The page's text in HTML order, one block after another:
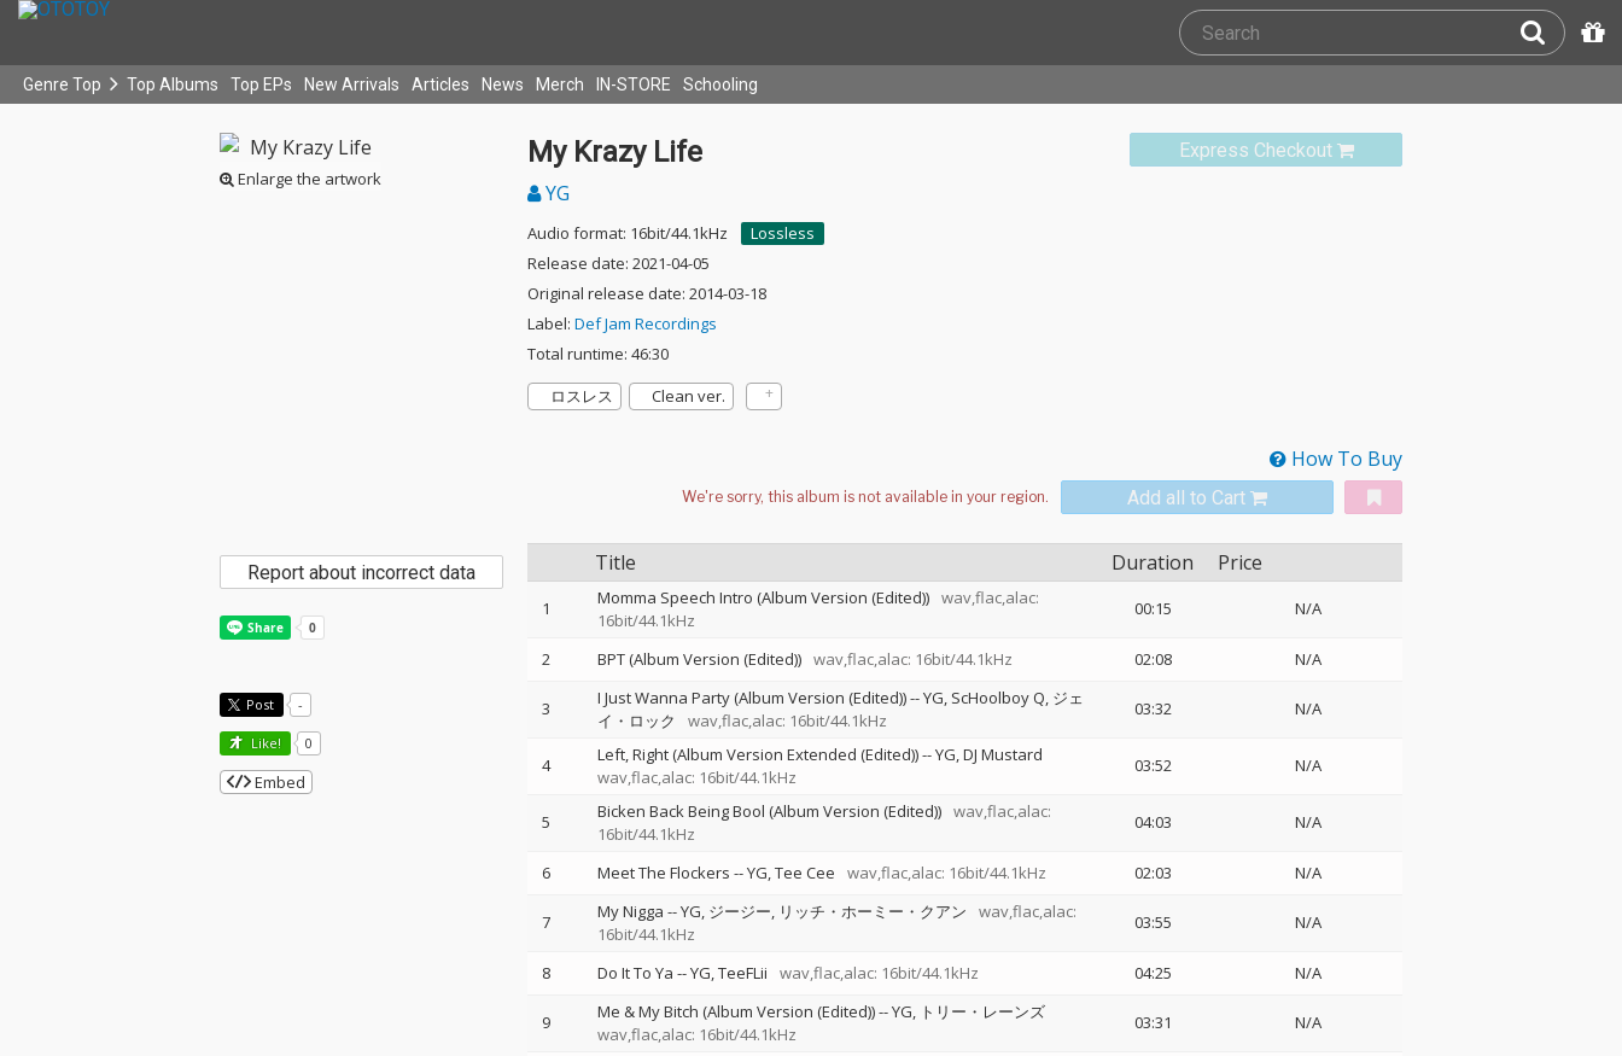
Genre Top Top Albums Top EPs New Arrivals Articles News Merch IN-STORE Schooling
Enlarge the artwork
Express Checkout
My Krazy Life
YG
Audio format: 16bit/44.1kHz
Lossless
Release date: 2021-04-05
Original release date: 2014-03-18
Label: Def Jam Recordings
Total runtime: 46:30
ロスレス
Clean ver.
How To Buy
Add all to Cart
Title Duration Price
1 Momma Speech Intro (Album Version (Edited)) wav,flac,alac:
16bit/44.1kHz
00:15 N/A
2 BPT (Album Version (Edited)) wav,flac,alac: 16bit/44.1kHz 02:08 N/A
3 I Just Wanna Party (Album Version (Edited))--YG ScHoolboy Q ジェ
イ・ロック
wav,flac,alac: 16bit/44.1kHz
03:32 N/A
4 Left, Right (Album Version Extended (Edited))--YG DJ Mustard
wav,flac,alac: 16bit/44.1kHz
03:52 N/A
5 Bicken Back Being Bool (Album Version (Edited)) wav,flac,alac:
16bit/44.1kHz
04:03 N/A
6 Meet The Flockers --YG Tee Cee wav,flac,alac: 16bit/44.1kHz 02:03 N/A
7 My Nigga --YG ジージー リッチ・ホーミー・クアン
wav,flac,alac:
16bit/44.1kHz
03:55 N/A
8 Do It To Ya --YG TeeFLii wav,flac,alac: 16bit/44.1kHz 04:25 N/A
9 Me & My Bitch (Album Version (Edited))--YG
トリー・レーンズ
wav,flac,alac: 16bit/44.1kHz
03:31 N/A
Report about incorrect data
Post -
Like! 0
Embed